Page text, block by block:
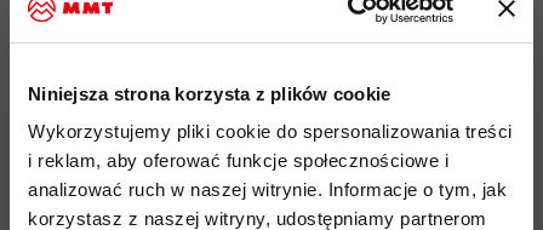
Niniejsza strona korzysta z plików cookie
Wykorzystujemy pliki cookie do spersonalizowania treści
i reklam, aby oferować funkcje społecznościowe i
analizować ruch w naszej witrynie. Informacje o tym, jak
korzystasz z naszej witryny, udostępniamy partnerom
Specyfikacja
Do tego produktu rekomendujemy